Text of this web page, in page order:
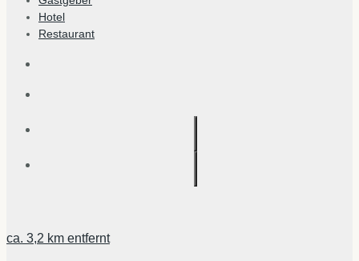
Hotel
Restaurant
ca. 3,2 km entfernt